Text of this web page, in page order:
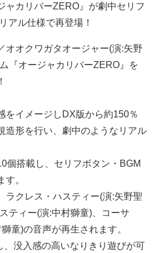
ャカリバーZERO』が劇中セリフ
アル仕様で再登場！
オオクワガタオージャー(演:矢野
『オージャカリバーZERO』を
をイメージしDX版から約150％
造形を行い、劇中のようなリアル
個搭載し、セリフボタン・BGM
。
ラクレス・ハスティー(演:矢野聖
ティー(演:中村獅童)、コーサ
童)の音声が再生されます。
、没入感の高いなりきり遊びが可